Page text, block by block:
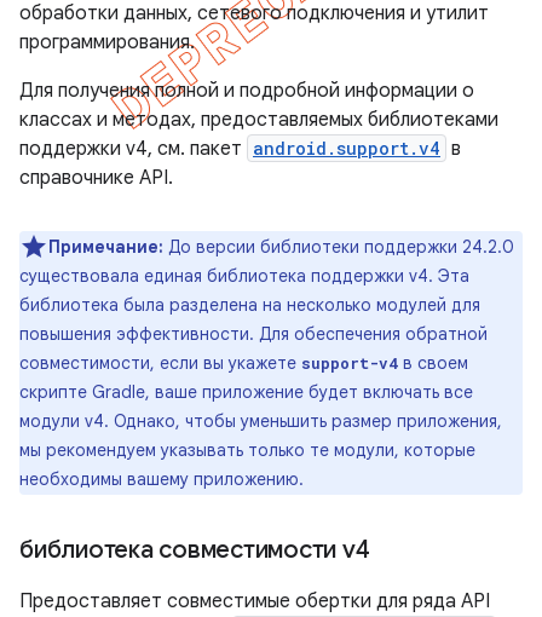
обработки данных, сетевого подключения и утилит
программирования.
Для получения полной и подробной информации о
классах и методах, предоставляемых библиотеками
поддержки v4, см. пакет android.support.v4 в
справочнике API.
Примечание: До версии библиотеки поддержки 24.2.0
существовала единая библиотека поддержки v4. Эта
библиотека была разделена на несколько модулей для
повышения эффективности. Для обеспечения обратной
совместимости, если вы укажете support-v4 в своем
скрипте Gradle, ваше приложение будет включать все
модули v4. Однако, чтобы уменьшить размер приложения,
мы рекомендуем указывать только те модули, которые
необходимы вашему приложению.
библиотека совместимости v4
Предоставляет совместимые обертки для ряда API